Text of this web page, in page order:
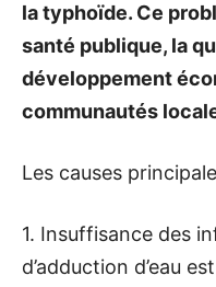
la typhoïde. Ce
santé publique, la
développement
communautés
Les causes
1. Insuffisance des
d’adduction d’eau